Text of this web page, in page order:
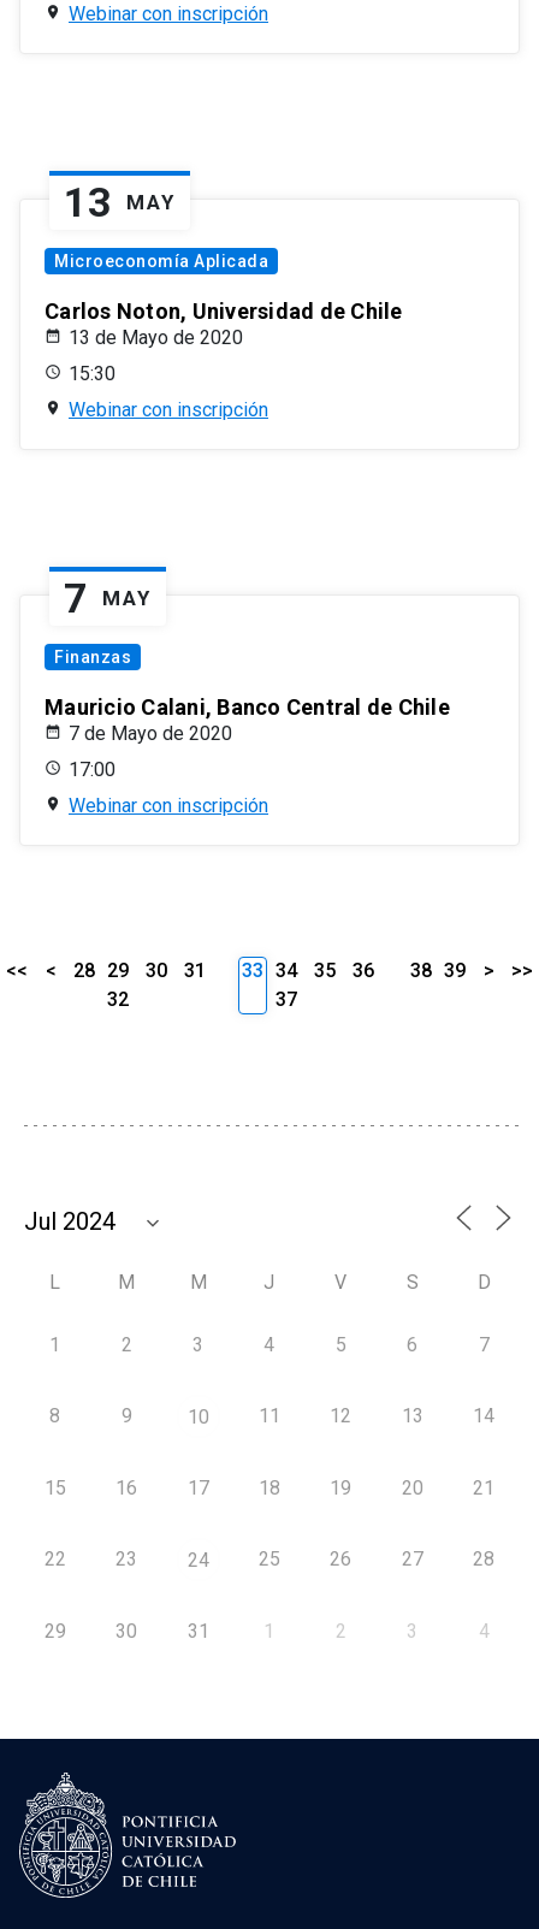
Webinar con inscripción
13 MAY
Microeconomía Aplicada
Carlos Noton, Universidad de Chile
13 de Mayo de 2020
15:30
Webinar con inscripción
7 MAY
Finanzas
Mauricio Calani, Banco Central de Chile
7 de Mayo de 2020
17:00
Webinar con inscripción
<< < 28 29 30
31
32
33 34 35
36
37
38 39 > >>
L M M J V S D
1 2 3 4 5 6 7
8 9 10 11 12 13 14
15 16 17 18 19 20 21
22 23 24 25 26 27 28
29 30 31 1 2 3 4